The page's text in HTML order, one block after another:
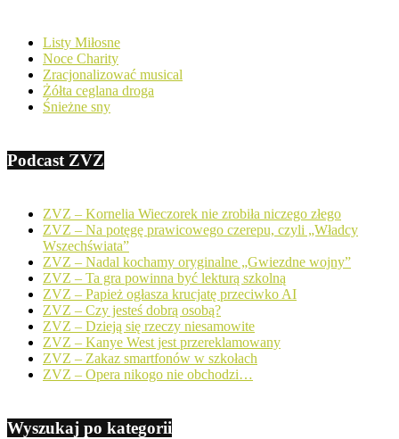
Listy Miłosne
Noce Charity
Zracjonalizować musical
Żółta ceglana droga
Śnieżne sny
Podcast ZVZ
ZVZ – Kornelia Wieczorek nie zrobiła niczego złego
ZVZ – Na potęgę prawicowego czerepu, czyli „Władcy
Wszechświata”
ZVZ – Nadal kochamy oryginalne „Gwiezdne wojny”
ZVZ – Ta gra powinna być lekturą szkolną
ZVZ – Papież ogłasza krucjatę przeciwko AI
ZVZ – Czy jesteś dobrą osobą?
ZVZ – Dzieją się rzeczy niesamowite
ZVZ – Kanye West jest przereklamowany
ZVZ – Zakaz smartfonów w szkołach
ZVZ – Opera nikogo nie obchodzi…
Wyszukaj po kategorii